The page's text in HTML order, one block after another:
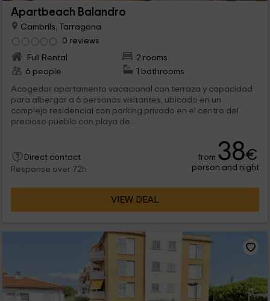
Apartbeach Balandro
Cambrils, Tarragona
0 reviews
Full Rental
2 rooms
6 people
1 bathrooms
Acogedor apartamento vacacional con terraza y capacidad
para albergar a 6 personas visitantes, ubicado en un
complejo residencial con parking privado en el centro del
precioso pueblo con playa de...
Direct contact
Response over 72h
from 38€
person and night
VIEW DEAL